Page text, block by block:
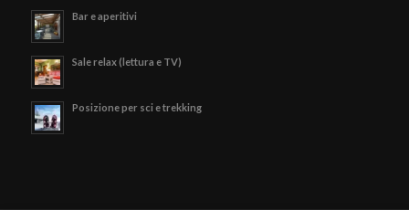
Bar e aperitivi
Sale relax (lettura e TV)
Posizione per sci e trekking